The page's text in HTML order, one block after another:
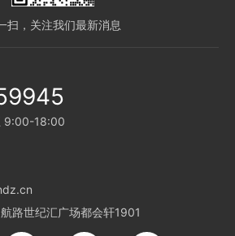
扫，关注我们最新消息
9:00-18:00
路世纪汇广场都会轩1901